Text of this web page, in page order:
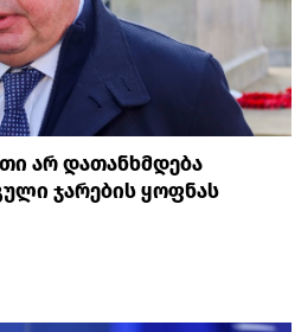
არ დათანხმდება
ჯარების ყოფნას